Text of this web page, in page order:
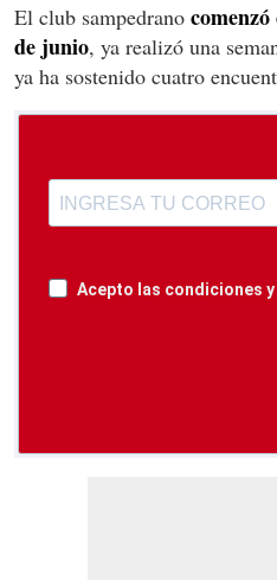
El club sampedrano
de junio, ya realizó una
ya ha sostenido cuatro
Acepto las condiciones